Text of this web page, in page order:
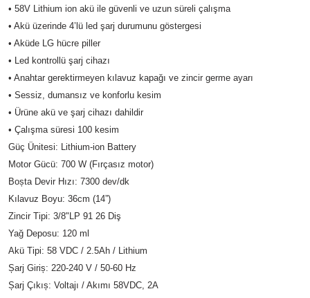
• 58V Lithium ion akü ile güvenli ve uzun süreli çalışma
• Akü üzerinde 4’lü led şarj durumunu göstergesi
• Aküde LG hücre piller
• Led kontrollü şarj cihazı
• Anahtar gerektirmeyen kılavuz kapağı ve zincir germe ayarı
• Sessiz, dumansız ve konforlu kesim
• Ürüne akü ve şarj cihazı dahildir
• Çalışma süresi 100 kesim
Güç Ünitesi: Lithium-ion Battery
Motor Gücü: 700 W (Fırçasız motor)
Boșta Devir Hızı: 7300 dev/dk
Kılavuz Boyu: 36cm (14”)
Zincir Tipi: 3/8"LP 91 26 Diş
Yağ Deposu: 120 ml
Akü Tipi: 58 VDC / 2.5Ah / Lithium
Șarj Giriș: 220-240 V / 50-60 Hz
Șarj Çıkıș: Voltajı / Akımı 58VDC, 2A